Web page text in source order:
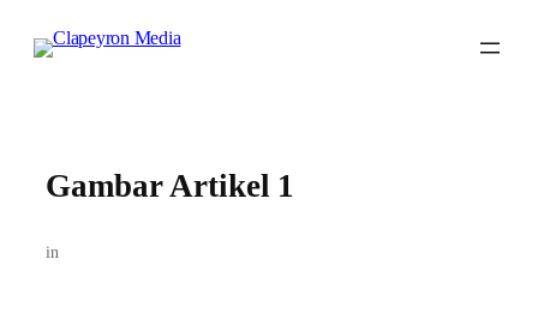
Gambar Artikel 1
in